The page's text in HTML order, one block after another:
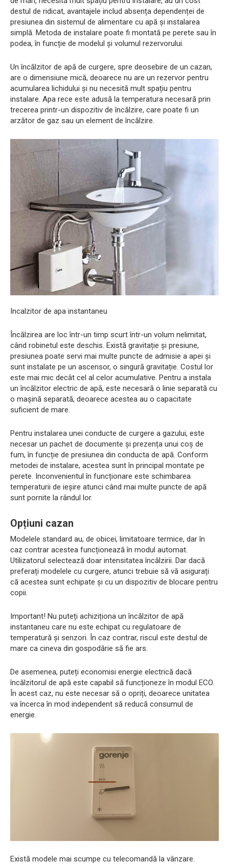
destul de ridicat, avantajele includ absența dependenței de
presiunea din sistemul de alimentare cu apă și instalarea
simplă. Metoda de instalare poate fi montată pe perete sau în
podea, în funcție de modelul și volumul rezervorului.
Un încălzitor de apă de curgere, spre deosebire de un cazan,
are o dimensiune mică, deoarece nu are un rezervor pentru
acumularea lichidului și nu necesită mult spațiu pentru
instalare. Apa rece este adusă la temperatura necesară prin
trecerea printr-un dispozitiv de încălzire, care poate fi un
arzător de gaz sau un element de încălzire.
Incalzitor de apa instantaneu
Încălzirea are loc într-un timp scurt într-un volum nelimitat,
când robinetul este deschis. Există gravitație și presiune,
presiunea poate servi mai multe puncte de admisie a apei și
sunt instalate pe un ascensor, o singură gravitație. Costul lor
este mai mic decât cel al celor acumulative. Pentru a instala
un încălzitor electric de apă, este necesară o linie separată cu
o mașină separată, deoarece acestea au o capacitate
suficient de mare.
Pentru instalarea unei conducte de curgere a gazului, este
necesar un pachet de documente și prezența unui coș de
fum, în funcție de presiunea din conducta de apă. Conform
metodei de instalare, acestea sunt în principal montate pe
perete. Inconvenientul în funcționare este schimbarea
temperaturii de ieșire atunci când mai multe puncte de apă
sunt pornite la rândul lor.
Opțiuni cazan
Modelele standard au, de obicei, limitatoare termice, dar în
caz contrar acestea funcționează în modul automat.
Utilizatorul selectează doar intensitatea încălzirii. Dar dacă
preferați modelele cu curgere, atunci trebuie să vă asigurați
că acestea sunt echipate și cu un dispozitiv de blocare pentru
copii.
Important! Nu puteți achiziționa un încălzitor de apă
instantaneu care nu este echipat cu regulatoare de
temperatură și senzori. În caz contrar, riscul este destul de
mare ca cineva din gospodărie să fie ars.
De asemenea, puteți economisi energie electrică dacă
încălzitorul de apă este capabil să funcționeze în modul ECO.
În acest caz, nu este necesar să o opriți, deoarece unitatea
va încerca în mod independent să reducă consumul de
energie.
Există modele mai scumpe cu telecomandă la vânzare.